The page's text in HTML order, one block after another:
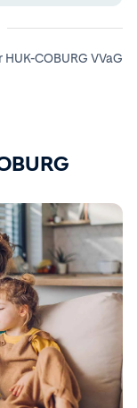
HUK-COBURG VVaG